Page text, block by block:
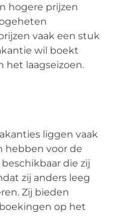
hogere prijzen
vaak een stuk
wil boekt
het laagseizoen.
liggen vaak
hebben voor de
die zij
zij anders leeg
Zij bieden
op het